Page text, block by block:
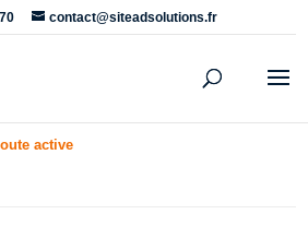
contact@siteadsolutions.fr
active